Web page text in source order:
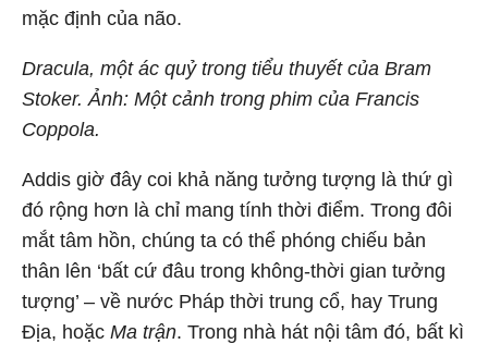
mặc định của não.
Dracula, một ác quỷ trong tiểu thuyết của Bram
Stoker. Ảnh: Một cảnh trong phim của Francis
Coppola.
Addis giờ đây coi khả năng tưởng tượng là thứ gì
đó rộng hơn là chỉ mang tính thời điểm. Trong đôi
mắt tâm hồn, chúng ta có thể phóng chiếu bản
thân lên ‘bất cứ đâu trong không-thời gian tưởng
tượng’ – về nước Pháp thời trung cổ, hay Trung
Địa, hoặc Ma trận. Trong nhà hát nội tâm đó, bất kì